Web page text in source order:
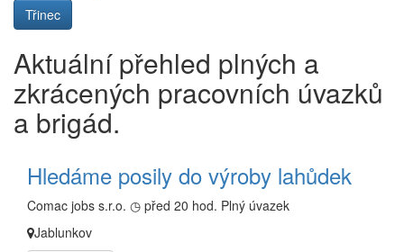
Třinec
Aktuální přehled plných a
zkrácených pracovních úvazků
a brigád.
Hledáme posily do výroby lahůdek
Comac jobs s.r.o. ◷ před 20 hod. Plný úvazek
Jablunkov